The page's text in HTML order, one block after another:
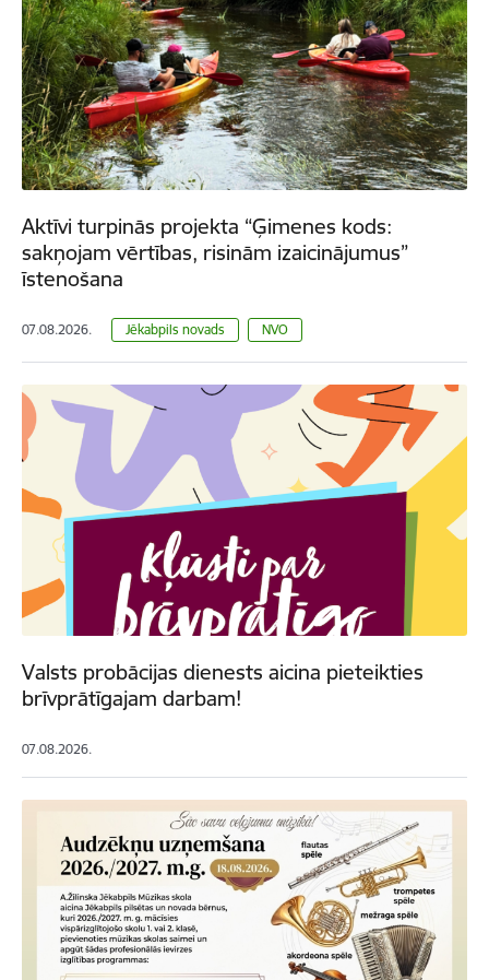
Aktīvi turpinās projekta “Ģimenes kods:
sakņojam vērtības, risinām izaicinājumus”
īstenošana
07.08.2026. Jēkabpils novads NVO
Valsts probācijas dienests aicina pieteikties
brīvprātīgajam darbam!
07.08.2026.